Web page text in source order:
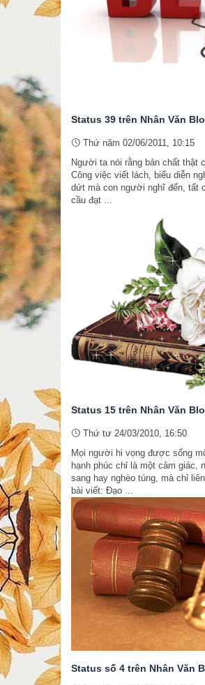
Status 39 trên Nhân Văn
Thứ năm 02/06/2011, 10:15
Người ta nói rằng bản chất thật
Công việc viết lách, biểu diễn
dứt mà con người nghĩ đến, tất
cầu đạt ...
Status 15 trên Nhân Văn
Thứ tư 24/03/2010, 16:50
Mọi người hi vọng được sống
hạnh phúc chỉ là một cảm giác,
sang hay nghèo túng, mà chỉ
bài viết: Đạo ...
Status số 4 trên Nhân Văn